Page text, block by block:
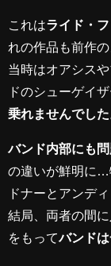
これはライド・
れの作品も前作
当時はオアシス
ドのシューゲイ
乗れませんでした
バンド内部にも
の違いが鮮明に…
ドナーとアンデ
結局、両者の間
をもってバンド